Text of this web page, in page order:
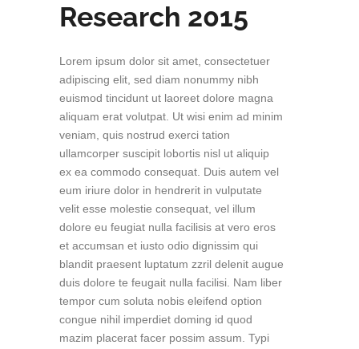
Research 2015
Lorem ipsum dolor sit amet, consectetuer
adipiscing elit, sed diam nonummy nibh
euismod tincidunt ut laoreet dolore magna
aliquam erat volutpat. Ut wisi enim ad minim
veniam, quis nostrud exerci tation
ullamcorper suscipit lobortis nisl ut aliquip
ex ea commodo consequat. Duis autem vel
eum iriure dolor in hendrerit in vulputate
velit esse molestie consequat, vel illum
dolore eu feugiat nulla facilisis at vero eros
et accumsan et iusto odio dignissim qui
blandit praesent luptatum zzril delenit augue
duis dolore te feugait nulla facilisi. Nam liber
tempor cum soluta nobis eleifend option
congue nihil imperdiet doming id quod
mazim placerat facer possim assum. Typi